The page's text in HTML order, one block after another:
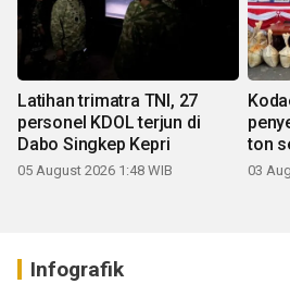
Latihan trimatra TNI, 27
personel KDOL terjun di
Dabo Singkep Kepri
05 August 2026 1:48 WIB
ton
03
Infografik